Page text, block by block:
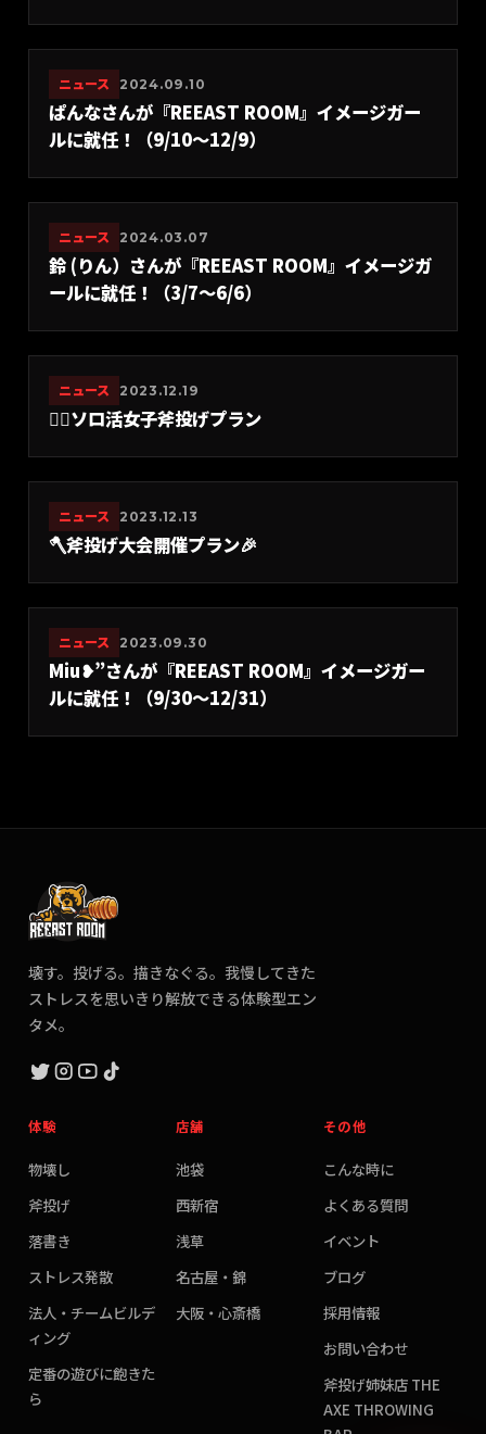
ニュース 2024.09.10
ぱんなさんが『REEAST ROOM』イメージガー
ルに就任！（9/10〜12/9）
ニュース 2024.03.07
鈴 (りん）さんが『REEAST ROOM』イメージガ
ールに就任！（3/7〜6/6）
ニュース 2023.12.19
🙍‍♀️ソロ活女子斧投げプラン
ニュース 2023.12.13
🪓斧投げ大会開催プラン🎉
ニュース 2023.09.30
Miu❥”さんが『REEAST ROOM』イメージガー
ルに就任！（9/30〜12/31）
壊す。投げる。描きなぐる。我慢してきた
ストレスを思いきり解放できる体験型エン
タメ。
体験
物壊し
斧投げ
落書き
ストレス発散
法人・チームビルデ
ィング
定番の遊びに飽きた
ら
店舗
池袋
西新宿
浅草
名古屋・錦
大阪・心斎橋
その他
こんな時に
よくある質問
イベント
ブログ
採用情報
お問い合わせ
斧投げ姉妹店 THE
AXE THROWING